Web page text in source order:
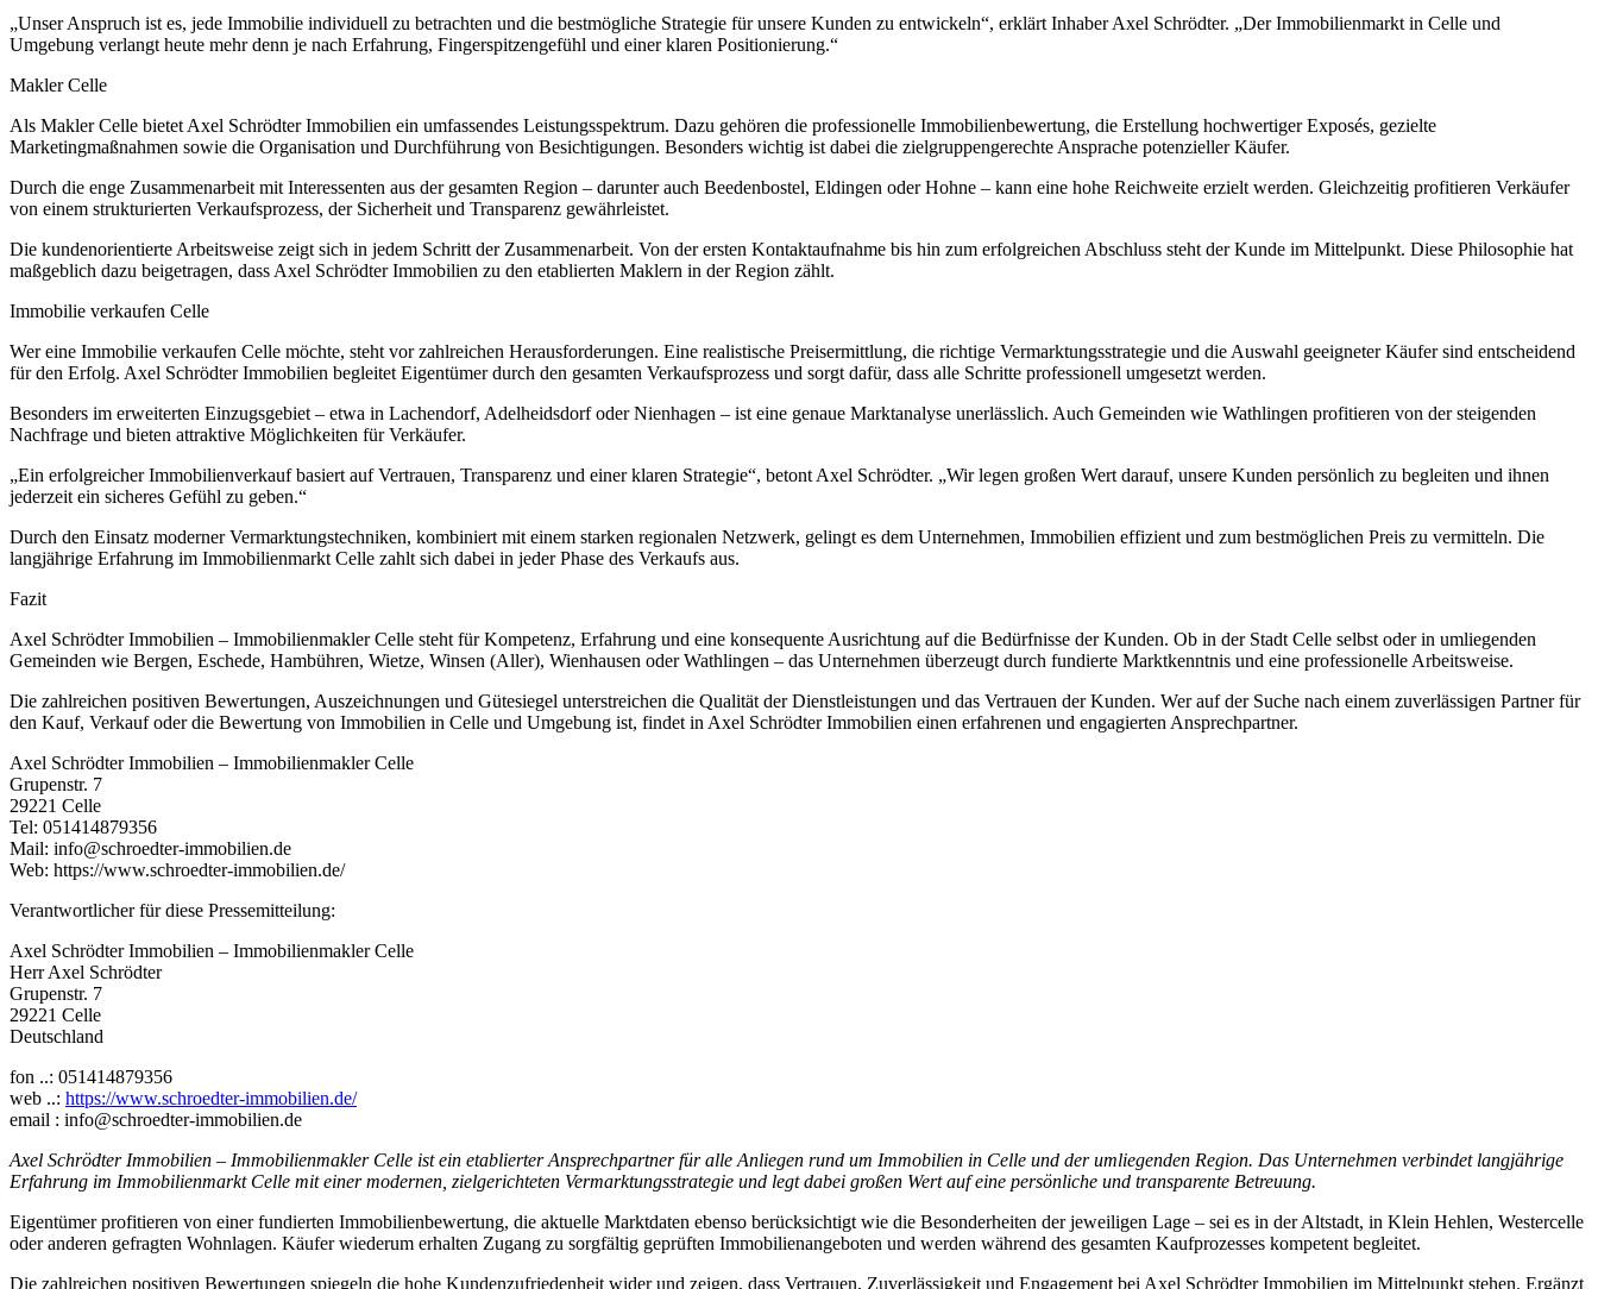
„Unser Anspruch ist es, jede Immobilie individuell zu betrachten und die bestmögliche Strategie für unsere Kunden zu entwickeln“, erklärt Inhaber Axel Schrödter. „Der Immobilienmarkt in Celle und
Umgebung verlangt heute mehr denn je nach Erfahrung, Fingerspitzengefühl und einer klaren Positionierung.“
Makler Celle
Als Makler Celle bietet Axel Schrödter Immobilien ein umfassendes Leistungsspektrum. Dazu gehören die professionelle Immobilienbewertung, die Erstellung hochwertiger Exposés, gezielte
Marketingmaßnahmen sowie die Organisation und Durchführung von Besichtigungen. Besonders wichtig ist dabei die zielgruppengerechte Ansprache potenzieller Käufer.
Durch die enge Zusammenarbeit mit Interessenten aus der gesamten Region – darunter auch Beedenbostel, Eldingen oder Hohne – kann eine hohe Reichweite erzielt werden. Gleichzeitig profitieren Verkäufer
von einem strukturierten Verkaufsprozess, der Sicherheit und Transparenz gewährleistet.
Die kundenorientierte Arbeitsweise zeigt sich in jedem Schritt der Zusammenarbeit. Von der ersten Kontaktaufnahme bis hin zum erfolgreichen Abschluss steht der Kunde im Mittelpunkt. Diese Philosophie hat
maßgeblich dazu beigetragen, dass Axel Schrödter Immobilien zu den etablierten Maklern in der Region zählt.
Immobilie verkaufen Celle
Wer eine Immobilie verkaufen Celle möchte, steht vor zahlreichen Herausforderungen. Eine realistische Preisermittlung, die richtige Vermarktungsstrategie und die Auswahl geeigneter Käufer sind entscheidend
für den Erfolg. Axel Schrödter Immobilien begleitet Eigentümer durch den gesamten Verkaufsprozess und sorgt dafür, dass alle Schritte professionell umgesetzt werden.
Besonders im erweiterten Einzugsgebiet – etwa in Lachendorf, Adelheidsdorf oder Nienhagen – ist eine genaue Marktanalyse unerlässlich. Auch Gemeinden wie Wathlingen profitieren von der steigenden
Nachfrage und bieten attraktive Möglichkeiten für Verkäufer.
„Ein erfolgreicher Immobilienverkauf basiert auf Vertrauen, Transparenz und einer klaren Strategie“, betont Axel Schrödter. „Wir legen großen Wert darauf, unsere Kunden persönlich zu begleiten und ihnen
jederzeit ein sicheres Gefühl zu geben.“
Durch den Einsatz moderner Vermarktungstechniken, kombiniert mit einem starken regionalen Netzwerk, gelingt es dem Unternehmen, Immobilien effizient und zum bestmöglichen Preis zu vermitteln. Die
langjährige Erfahrung im Immobilienmarkt Celle zahlt sich dabei in jeder Phase des Verkaufs aus.
Fazit
Axel Schrödter Immobilien – Immobilienmakler Celle steht für Kompetenz, Erfahrung und eine konsequente Ausrichtung auf die Bedürfnisse der Kunden. Ob in der Stadt Celle selbst oder in umliegenden
Gemeinden wie Bergen, Eschede, Hambühren, Wietze, Winsen (Aller), Wienhausen oder Wathlingen – das Unternehmen überzeugt durch fundierte Marktkenntnis und eine professionelle Arbeitsweise.
Die zahlreichen positiven Bewertungen, Auszeichnungen und Gütesiegel unterstreichen die Qualität der Dienstleistungen und das Vertrauen der Kunden. Wer auf der Suche nach einem zuverlässigen Partner für
den Kauf, Verkauf oder die Bewertung von Immobilien in Celle und Umgebung ist, findet in Axel Schrödter Immobilien einen erfahrenen und engagierten Ansprechpartner.
Axel Schrödter Immobilien – Immobilienmakler Celle
Grupenstr. 7
29221 Celle
Tel: 051414879356
Mail: info@schroedter-immobilien.de
Web: https://www.schroedter-immobilien.de/
Verantwortlicher für diese Pressemitteilung:
Axel Schrödter Immobilien – Immobilienmakler Celle
Herr Axel Schrödter
Grupenstr. 7
29221 Celle
Deutschland
fon ..: 051414879356
web ..: https://www.schroedter-immobilien.de/
email : info@schroedter-immobilien.de
Axel Schrödter Immobilien – Immobilienmakler Celle ist ein etablierter Ansprechpartner für alle Anliegen rund um Immobilien in Celle und der umliegenden Region. Das Unternehmen verbindet langjährige
Erfahrung im Immobilienmarkt Celle mit einer modernen, zielgerichteten Vermarktungsstrategie und legt dabei großen Wert auf eine persönliche und transparente Betreuung.
Eigentümer profitieren von einer fundierten Immobilienbewertung, die aktuelle Marktdaten ebenso berücksichtigt wie die Besonderheiten der jeweiligen Lage – sei es in der Altstadt, in Klein Hehlen, Westercelle
oder anderen gefragten Wohnlagen. Käufer wiederum erhalten Zugang zu sorgfältig geprüften Immobilienangeboten und werden während des gesamten Kaufprozesses kompetent begleitet.
Die zahlreichen positiven Bewertungen spiegeln die hohe Kundenzufriedenheit wider und zeigen, dass Vertrauen, Zuverlässigkeit und Engagement bei Axel Schrödter Immobilien im Mittelpunkt stehen. Ergänzt